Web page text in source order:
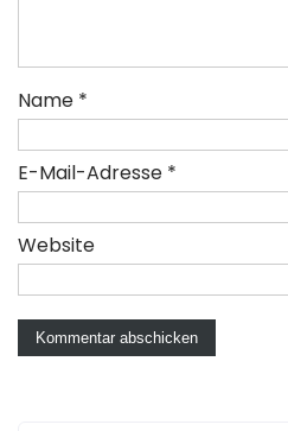
Name *
E-Mail-Adresse *
Website